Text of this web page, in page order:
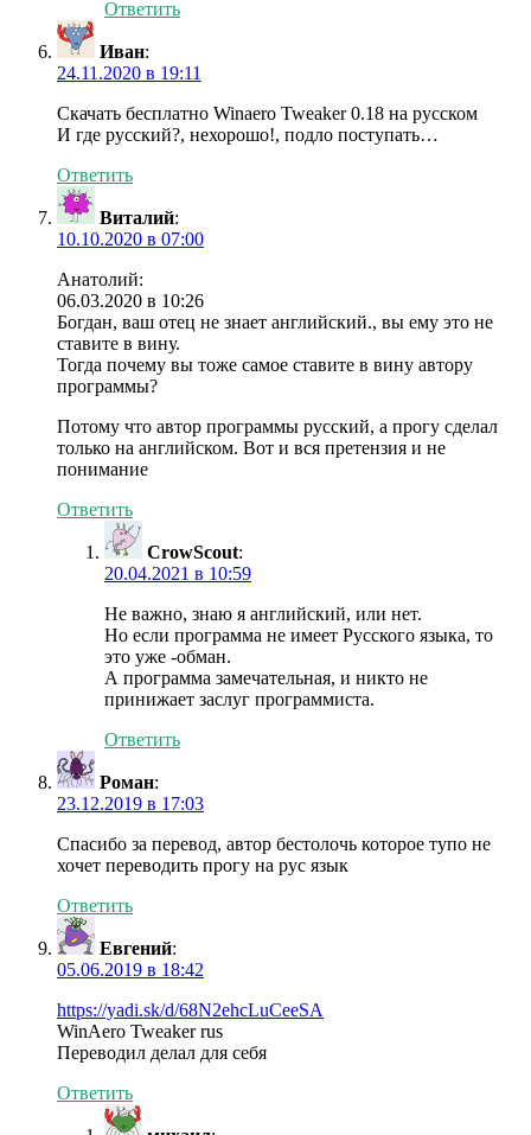
Ответить
Иван:
24.11.2020 в 19:11
Скачать бесплатно Winaero Tweaker 0.18 на русском
И где русский?, нехорошо!, подло поступать…
Ответить
Виталий:
10.10.2020 в 07:00
Анатолий:
06.03.2020 в 10:26
Богдан, ваш отец не знает английский., вы ему это не
ставите в вину.
Тогда почему вы тоже самое ставите в вину автору
программы?
Потому что автор программы русский, а прогу сделал
только на английском. Вот и вся претензия и не
понимание
Ответить
CrowScout:
20.04.2021 в 10:59
Не важно, знаю я английский, или нет.
Но если программа не имеет Русского языка, то
это уже -обман.
А программа замечательная, и никто не
принижает заслуг программиста.
Ответить
Роман:
23.12.2019 в 17:03
Спасибо за перевод, автор бестолочь которое тупо не
хочет переводить прогу на рус язык
Ответить
Евгений:
05.06.2019 в 18:42
https://yadi.sk/d/68N2ehcLuCeeSA
WinAero Tweaker rus
Переводил делал для себя
Ответить